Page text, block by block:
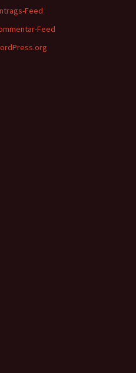
Feed
Feed